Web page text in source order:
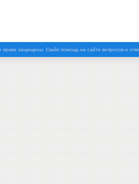
права защищены. Скайп помощь на сайте вопросов и